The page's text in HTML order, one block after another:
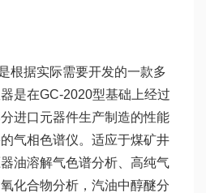
根据实际需要开发的一款多
是在GC-2020型基础上经过
进口元器件生产制造的性能
气相色谱仪。适应于煤矿井
油溶解气色谱分析、高纯气
化合物分析，汽油中醇醚分